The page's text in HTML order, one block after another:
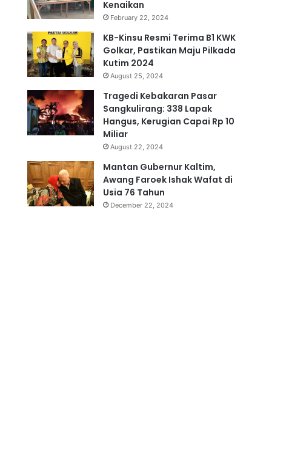
Kenaikan
February 22, 2024
KB-Kinsu Resmi Terima B1 KWK
Golkar, Pastikan Maju Pilkada
Kutim 2024
August 25, 2024
Tragedi Kebakaran Pasar
Sangkulirang: 338 Lapak
Hangus, Kerugian Capai Rp 10
Miliar
August 22, 2024
Mantan Gubernur Kaltim,
Awang Faroek Ishak Wafat di
Usia 76 Tahun
December 22, 2024